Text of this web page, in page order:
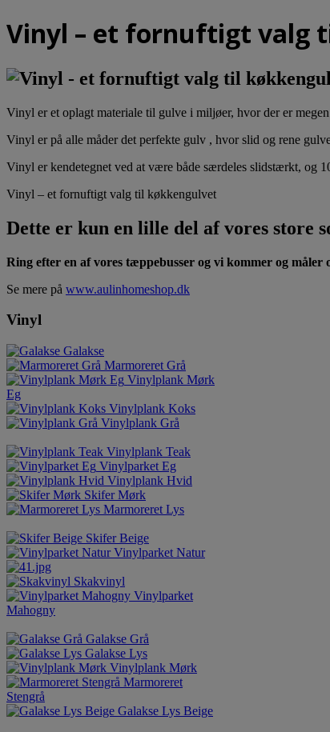
Vinyl – et fornuftigt valg
Vinyl er et oplagt materiale til gulve i miljøer, hvor der er megen
Vinyl er på alle måder det perfekte gulv , hvor slid og rene gulve
Vinyl er kendetegnet ved at være både særdeles slidstærkt, og
Vinyl – et fornuftigt valg til køkkengulvet
Dette er kun en lille del af vores store
Ring efter en af vores tæppebusser og vi kommer og måler
Se mere på www.aulinhomeshop.dk
Vinyl
Galakse
Marmoreret Grå
Vinylplank Mørk
Eg
Vinylplank Koks
Vinylplank Grå
Vinylplank Teak
Vinylparket Eg
Vinylplank Hvid
Skifer Mørk
Marmoreret Lys
Skifer Beige
Vinylparket Natur
Skakvinyl
Vinylparket
Mahogny
Galakse Grå
Galakse Lys
Vinylplank Mørk
Marmoreret
Stengrå
Galakse Lys Beige